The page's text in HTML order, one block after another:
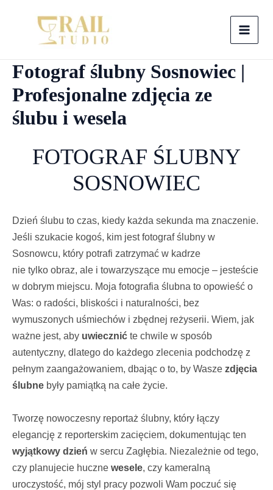
Fotograf ślubny Sosnowiec |
Profesjonalne zdjęcia ze
ślubu i wesela
FOTOGRAF ŚLUBNY
SOSNOWIEC
Dzień ślubu to czas, kiedy każda sekunda ma znaczenie.
Jeśli szukacie kogoś, kim jest fotograf ślubny w
Sosnowcu, który potrafi zatrzymać w kadrze
nie tylko obraz, ale i towarzyszące mu emocje – jesteście
w dobrym miejscu. Moja fotografia ślubna to opowieść o
Was: o radości, bliskości i naturalności, bez
wymuszonych uśmiechów i zbędnej reżyserii. Wiem, jak
ważne jest, aby uwiecznić te chwile w sposób
autentyczny, dlatego do każdego zlecenia podchodzę z
pełnym zaangażowaniem, dbając o to, by Wasze zdjęcia
ślubne były pamiątką na całe życie.
Tworzę nowoczesny reportaż ślubny, który łączy
elegancję z reporterskim zacięciem, dokumentując ten
wyjątkowy dzień w sercu Zagłębia. Niezależnie od tego,
czy planujecie huczne wesele, czy kameralną
uroczystość, mój styl pracy pozwoli Wam poczuć się